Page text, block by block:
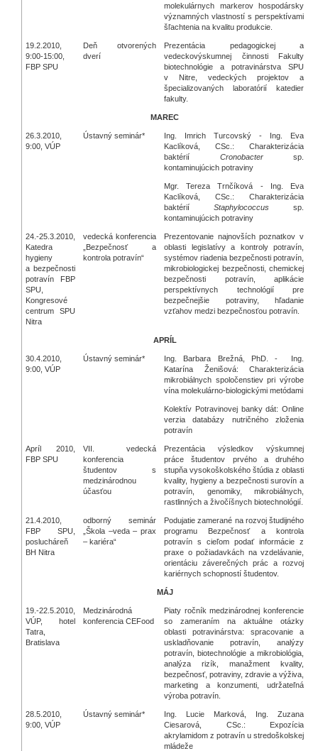
molekulárnych markerov hospodársky
významných vlastností s perspektívami
šľachtenia na kvalitu produkcie.
19.2.2010,
9:00-15:00,
FBP SPU
Deň otvorených
dverí
Prezentácia pedagogickej a
vedeckovýskumnej činnosti Fakulty
biotechnológie a potravinárstva SPU
v Nitre, vedeckých projektov a
špecializovaných laboratórií katedier
fakulty.
MAREC
26.3.2010,
9:00, VÚP
Ústavný seminár*
Ing. Imrich Turcovský - Ing. Eva
Kaclíková, CSc.: Charakterizácia
baktérií Cronobactersp.
kontaminujúcich potraviny
Mgr. Tereza Trnčíková - Ing. Eva
Kaclíková, CSc.: Charakterizácia
baktérií Staphylococcus sp.
kontaminujúcich potraviny
24.-25.3.2010,
Katedra
hygieny
a bezpečnosti
potravín FBP
SPU,
Kongresové
centrum SPU
Nitra
vedecká konferencia
„Bezpečnosť a
kontrola potravín“
Prezentovanie najnovších poznatkov v
oblasti legislatívy a kontroly potravín,
systémov riadenia bezpečnosti potravín,
mikrobiologickej bezpečnosti, chemickej
bezpečnosti potravín, aplikácie
perspektívnych technológií pre
bezpečnejšie potraviny, hľadanie
vzťahov medzi bezpečnosťou potravín.
APRÍL
30.4.2010,
9:00, VÚP
Ústavný seminár*
Ing. Barbara Brežná, PhD. - Ing.
Katarína Ženišová: Charakterizácia
mikrobiálnych spoločenstiev pri výrobe
vína molekulárno-biologickými metódami
Kolektív Potravinovej banky dát: Online
verzia databázy nutričného zloženia
potravín
Apríl 2010,
FBP SPU
VII. vedecká
konferencia
študentov s
medzinárodnou
účasťou
Prezentácia výsledkov výskumnej
práce študentov prvého a druhého
stupňa vysokoškolského štúdia z oblasti
kvality, hygieny a bezpečnosti surovín a
potravín, genomiky, mikrobiálnych,
rastlinných a živočíšnych biotechnológií.
21.4.2010,
FBP SPU,
poslucháreň
BH Nitra
odborný seminár
„Škola –veda – prax
– kariéra“
Podujatie zamerané na rozvoj študijného
programu Bezpečnosť a kontrola
potravín s cieľom podať informácie z
praxe o požiadavkách na vzdelávanie,
orientáciu záverečných prác a rozvoj
kariérnych schopností študentov.
MÁJ
19.-22.5.2010,
VÚP, hotel
Tatra,
Bratislava
Medzinárodná
konferencia CEFood
Piaty ročník medzinárodnej konferencie
so zameraním na aktuálne otázky
oblasti potravinárstva: spracovanie a
uskladňovanie potravín, analýzy
potravín, biotechnológie a mikrobiológia,
analýza rizík, manažment kvality,
bezpečnosť, potraviny, zdravie a výživa,
marketing a konzumenti, udržateľná
výroba potravín.
28.5.2010,
9:00, VÚP
Ústavný seminár*
Ing. Lucie Marková, Ing. Zuzana
Ciesarová, CSc.: Expozícia
akrylamidom z potravín u stredoškolskej
mládeže